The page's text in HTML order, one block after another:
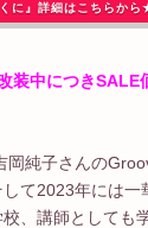
くに』詳細はこちらか
装中につきSALE
岡純子さんの
て2023年には一
、講師としても